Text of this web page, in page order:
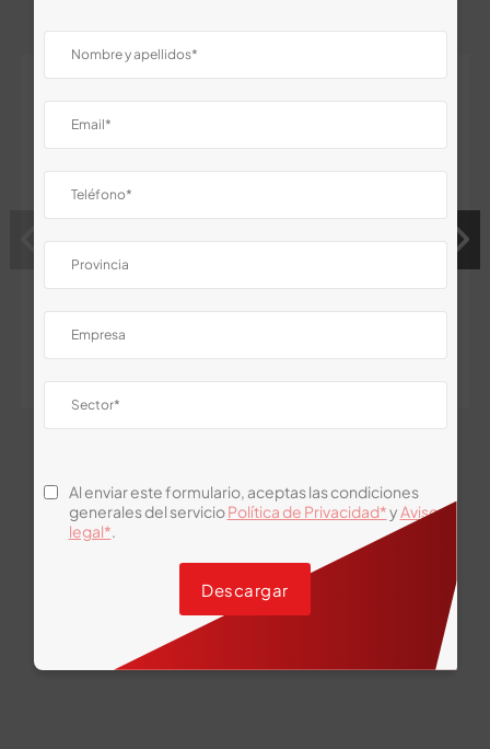
Cuchillas SK2-
Dark 18mm (Pack
Cutter Navaja
Ver todas las categorías
Al enviar este formulario, aceptas las condiciones
generales del servicioPolítica de Privacidad*yAviso
legal*.
Descargar